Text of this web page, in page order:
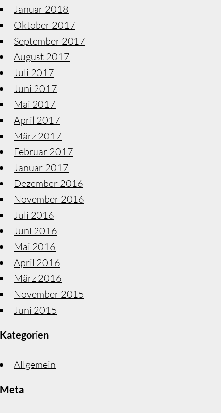
Januar 2018
Oktober 2017
September 2017
August 2017
Juli 2017
Juni 2017
Mai 2017
April 2017
März 2017
Februar 2017
Januar 2017
Dezember 2016
November 2016
Juli 2016
Juni 2016
Mai 2016
April 2016
März 2016
November 2015
Juni 2015
Kategorien
Allgemein
Meta